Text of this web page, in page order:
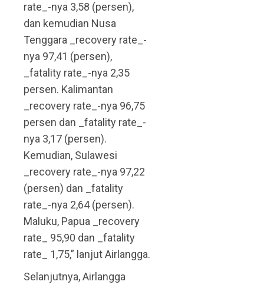
rate_-nya 3,58 (persen),
dan kemudian Nusa
Tenggara _recovery rate_-
nya 97,41 (persen),
_fatality rate_-nya 2,35
persen. Kalimantan
_recovery rate_-nya 96,75
persen dan _fatality rate_-
nya 3,17 (persen).
Kemudian, Sulawesi
_recovery rate_-nya 97,22
(persen) dan _fatality
rate_-nya 2,64 (persen).
Maluku, Papua _recovery
rate_ 95,90 dan _fatality
rate_ 1,75,” lanjut Airlangga.
Selanjutnya, Airlangga